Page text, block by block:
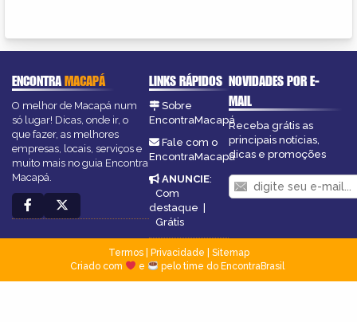
ENCONTRAMACAPÁ
O melhor de Macapá num
só lugar! Dicas, onde ir, o
que fazer, as melhores
empresas, locais, serviços e
muito mais no guia Encontra
Macapá.
LINKS RÁPIDOS
Sobre
EncontraMacapá
Fale com o
EncontraMacapá
ANUNCIE:
Com
destaque |
Grátis
NOVIDADES POR E-
MAIL
Receba grátis as
principais notícias,
dicas e promoções
Termos| Privacidade
Sitemap
Criado com
e pelo time do EncontraBrasil